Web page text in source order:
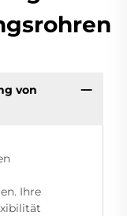
von
Ihre